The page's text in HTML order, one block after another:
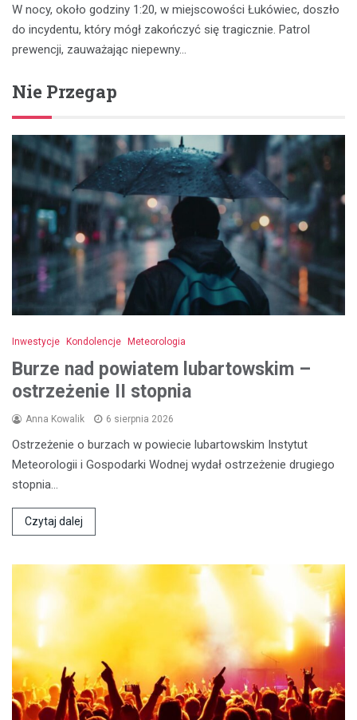
W nocy, około godziny 1:20, w miejscowości Łukówiec, doszło
do incydentu, który mógł zakończyć się tragicznie. Patrol
prewencji, zauważając niepewny…
Nie Przegap
Inwestycje Kondolencje Meteorologia
Burze nad powiatem lubartowskim –
ostrzeżenie II stopnia
Anna Kowalik 6 sierpnia 2026
Ostrzeżenie o burzach w powiecie lubartowskim Instytut
Meteorologii i Gospodarki Wodnej wydał ostrzeżenie drugiego
stopnia…
Czytaj dalej